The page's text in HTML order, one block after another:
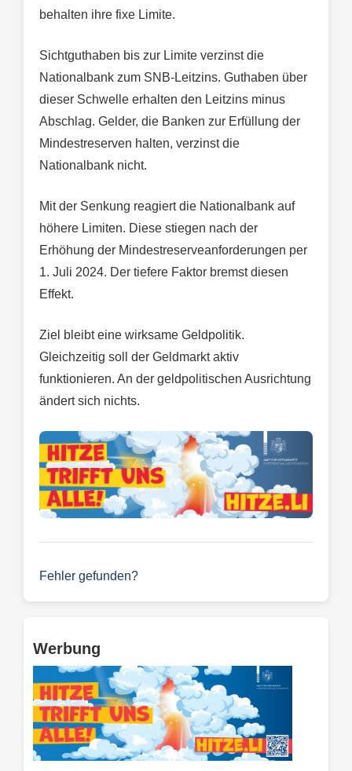
behalten ihre fixe Limite.
Sichtguthaben bis zur Limite verzinst die
Nationalbank zum SNB-Leitzins. Guthaben über
dieser Schwelle erhalten den Leitzins minus
Abschlag. Gelder, die Banken zur Erfüllung der
Mindestreserven halten, verzinst die
Nationalbank nicht.
Mit der Senkung reagiert die Nationalbank auf
höhere Limiten. Diese stiegen nach der
Erhöhung der Mindestreserveanforderungen per
1. Juli 2024. Der tiefere Faktor bremst diesen
Effekt.
Ziel bleibt eine wirksame Geldpolitik.
Gleichzeitig soll der Geldmarkt aktiv
funktionieren. An der geldpolitischen Ausrichtung
ändert sich nichts.
Fehler gefunden?
Werbung